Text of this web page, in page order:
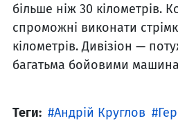
більше ніж 30 кілометрів.
спроможні виконати
кілометрів. Дивізіон —
багатьма бойовими
Теги: Андрій Круглов